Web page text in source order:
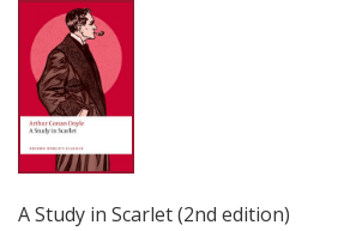
A Study in Scarlet (2nd edition)